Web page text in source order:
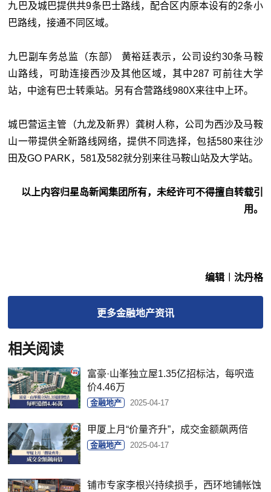
九巴及城巴提供共9条巴士路线，配合区内原本设有的2条小
巴路线，接通不同区域。
九巴副车务总监（东部） 黄裕廷表示，公司设约30条马鞍
山路线，可助连接西沙及其他区域，其中287 可前往大学
站，中途有巴士转乘站。另有合营路线980X来往中上环。
城巴营运主管（九龙及新界）龚树人称，公司为西沙及马鞍
山一带提供全新路线网络，提供不同选择，包括580来往沙
田及GO PARK，581及582就分别来往马鞍山站及大学站。
以上内容归星岛新闻集团所有，未经许可不得擅自转载引
用。
编辑︱沈丹格
更多金融地产资讯
相关阅读
富豪·山峯独立屋1.35亿招标沽，每呎造
价4.46万
金融地产 2025-04-17
甲厦上月“价量齐升”，成交金额飙两倍
金融地产 2025-04-17
铺市专家李根兴持续损手，西环地铺帐蚀